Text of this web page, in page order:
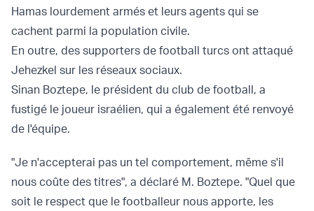
Hamas lourdement armés et leurs agents qui se
cachent parmi la population civile.
En outre, des supporters de football turcs ont attaqué
Jehezkel sur les réseaux sociaux.
Sinan Boztepe, le président du club de football, a
fustigé le joueur israélien, qui a également été renvoyé
de l'équipe.
"Je n'accepterai pas un tel comportement, même s'il
nous coûte des titres", a déclaré M. Boztepe. "Quel que
soit le respect que le footballeur nous apporte, les